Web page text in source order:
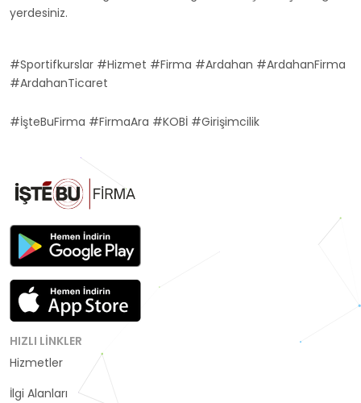
yerdesiniz.
#Sportifkurslar #Hizmet #Firma #Ardahan #ArdahanFirma
#ArdahanTicaret
#İşteBuFirma #FirmaAra #KOBİ #Girişimcilik
HIZLI LINKLER
Hizmetler
İlgi Alanları